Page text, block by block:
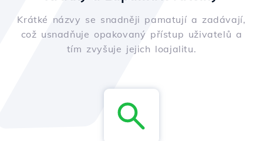
Krátké názvy se snadněji pamatují a zadávají,
což usnadňuje opakovaný přístup uživatelů a
tím zvyšuje jejich loajalitu.